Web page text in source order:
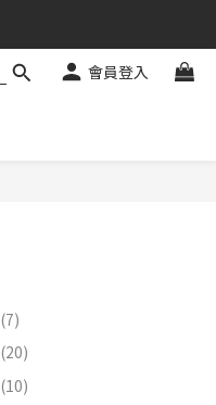
會員登入
(7)
(20)
(10)